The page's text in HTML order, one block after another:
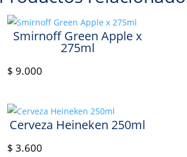
Smirnoff Green Apple x
275ml
$ 9.000
Cerveza Heineken 250ml
$ 3.600